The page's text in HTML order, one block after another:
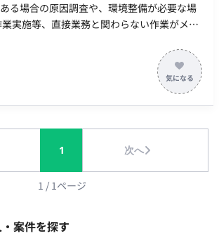
る場合の原因調査や、環境整備が必要な場
実施等、直接業務と関わらない作業がメイ
：品川
1 次へ
1 / 1ページ
案件を探す